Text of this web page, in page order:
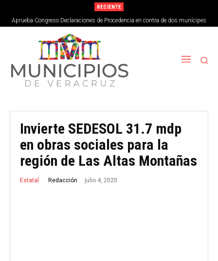
RECIENTE
Aprueba Congreso Declaraciones de Procedencia en contra de dos munícipes
Invierte SEDESOL 31.7 mdp
en obras sociales para la
región de Las Altas Montañas
Estatal Redacción julio 4, 2020